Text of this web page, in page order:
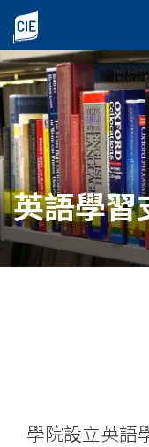
英
語
學
習
支
援
-
英語學習
學院設立英語